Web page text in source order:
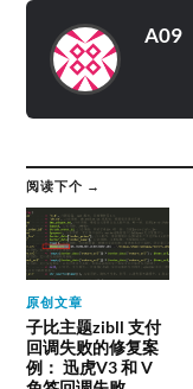
A09
阅读下个 →
原创文章
子比主题zibll 支付
回调失败的修复案
例： 迅虎V3 和 V